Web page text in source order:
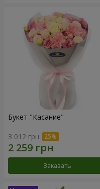
Букет "Касание"
3 012 грн
Заказать